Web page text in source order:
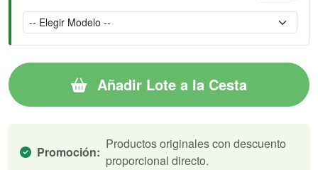
Añadir Lote a la Cesta
Promoción:
Productos originales con descuento
proporcional directo.